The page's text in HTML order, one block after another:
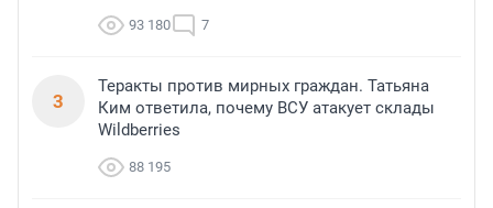
93 180 7
3
Теракты против мирных граждан. Татьяна
Ким ответила, почему ВСУ атакует склады
Wildberries
88 195